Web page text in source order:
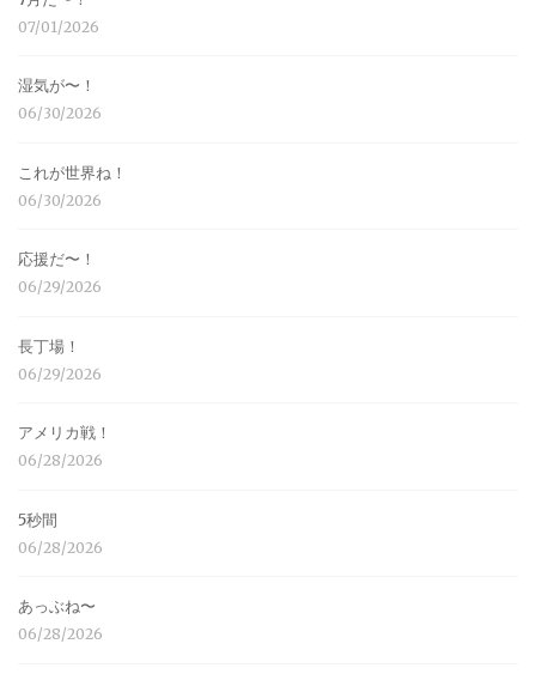
07/01/2026
湿気が〜！
06/30/2026
これが世界ね！
06/30/2026
応援だ〜！
06/29/2026
長丁場！
06/29/2026
アメリカ戦！
06/28/2026
5秒間
06/28/2026
あっぶね〜
06/28/2026